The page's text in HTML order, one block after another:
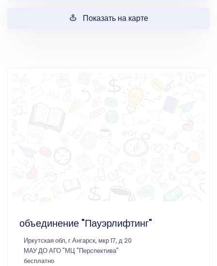
Показать на карте
объединение "Пауэрлифтинг"
Иркутская обл, г Ангарск, мкр 17, д 20
МАУ ДО АГО "МЦ "Перспектива"
бесплатно